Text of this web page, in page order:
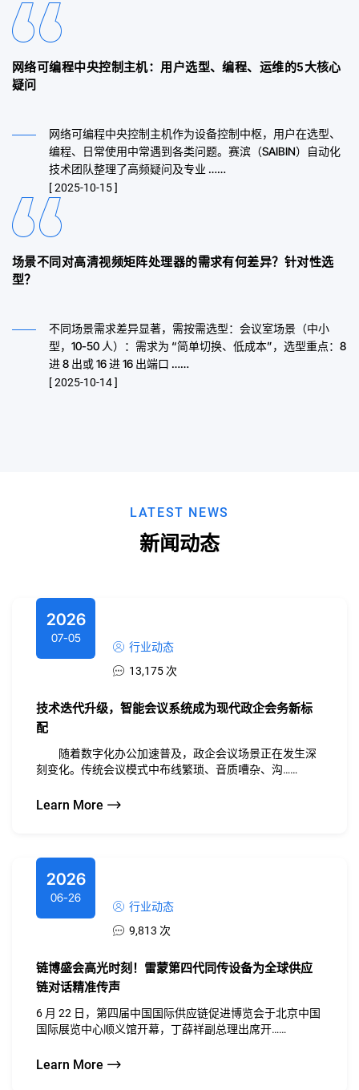
网络可编程中央控制主机：用户选型、编程、运维的5大核心
疑问
网络可编程中央控制主机作为设备控制中枢，用户在选型、
编程、日常使用中常遇到各类问题。赛滨（SAIBIN）自动化
技术团队整理了高频疑问及专业 ……
[ 2025-10-15 ]
场景不同对高清视频矩阵处理器的需求有何差异？针对性选
型？
不同场景需求差异显著，需按需选型：​ 会议室场景（中小
型，10-50 人）：需求为 “简单切换、低成本”，选型重点：8
进 8 出或 16 进 16 出端口 ……
[ 2025-10-14 ]
LATEST NEWS
新闻动态
2026
07-05
行业动态
13,175 次
技术迭代升级，智能会议系统成为现代政企会务新标
配
随着数字化办公加速普及，政企会议场景正在发生深
刻变化。传统会议模式中布线繁琐、音质嘈杂、沟……
Learn More
2026
06-26
行业动态
9,813 次
链博盛会高光时刻！雷蒙第四代同传设备为全球供应
链对话精准传声
6 月 22 日，第四届中国国际供应链促进博览会于北京中国
国际展览中心顺义馆开幕，丁薛祥副总理出席开……
Learn More